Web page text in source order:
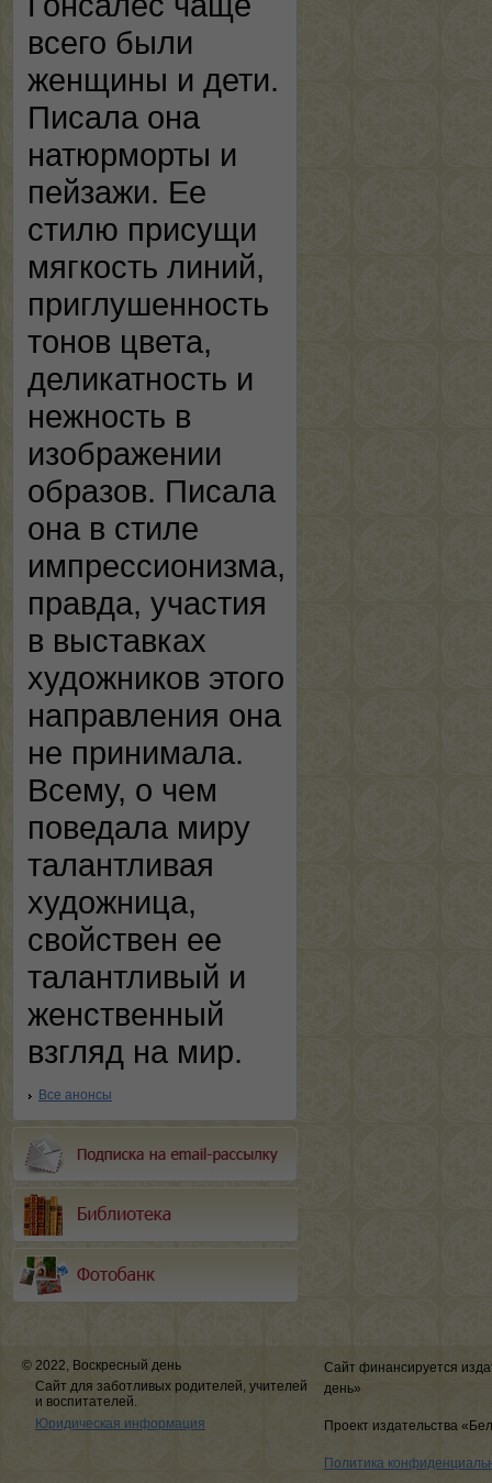
всего были
женщины и дети.
Писала она
натюрморты и
пейзажи. Ее
стилю присущи
мягкость линий,
приглушенность
тонов цвета,
деликатность и
нежность в
изображении
образов. Писала
она в стиле
импрессионизма,
правда, участия
в выставках
художников этого
направления она
не принимала.
Всему, о чем
поведала миру
талантливая
художница,
свойствен ее
талантливый и
женственный
взгляд на мир.
Все анонсы
© 2022, Воскресный день
Сайт для заботливых родителей, учителей
и воспитателей.
Юридическая информация
Сайт финансируется
день»
Проект издательства
Политика